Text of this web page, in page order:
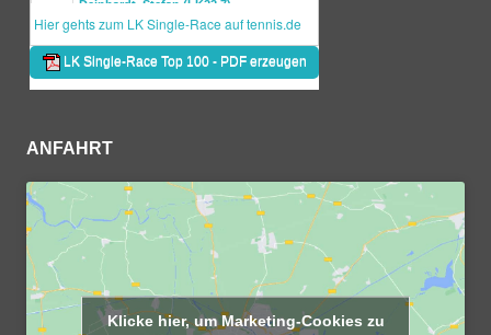
ANFAHRT
Klicke hier, um Marketing-Cookies zu